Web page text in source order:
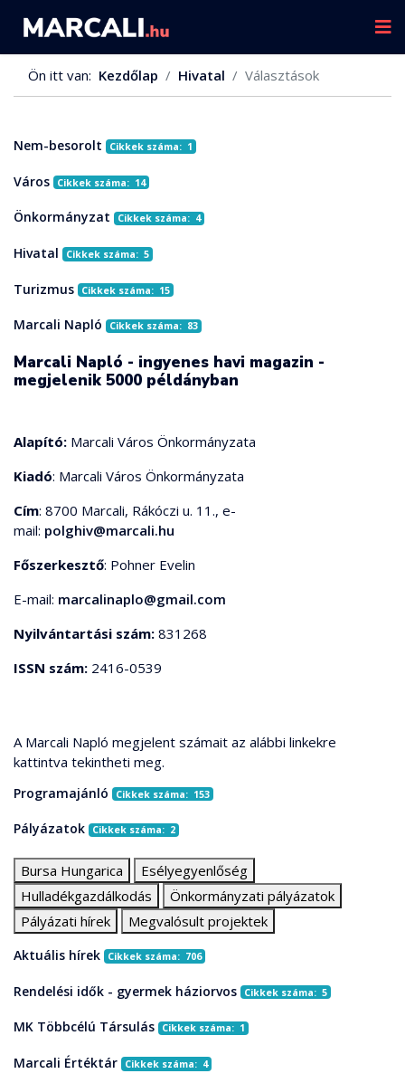
Ön itt van: Kezdőlap Hivatal Választások
Nem-besorolt Cikkek száma: 1
Város Cikkek száma: 14
Önkormányzat Cikkek száma: 4
Hivatal Cikkek száma: 5
Turizmus Cikkek száma: 15
Marcali Napló Cikkek száma: 83
Marcali Napló - ingyenes havi magazin -
megjelenik 5000 példányban
Alapító: Marcali Város Önkormányzata
Kiadó: Marcali Város Önkormányzata
Cím: 8700 Marcali, Rákóczi u. 11., e-
mail: polghiv@marcali.hu
Főszerkesztő: Pohner Evelin
E-mail: marcalinaplo@gmail.com
Nyilvántartási szám: 831268
ISSN szám: 2416-0539
A Marcali Napló megjelent számait az alábbi linkekre
kattintva tekintheti meg.
Programajánló Cikkek száma: 153
Pályázatok Cikkek száma: 2
Bursa Hungarica
Esélyegyenlőség
Hulladékgazdálkodás
Önkormányzati pályázatok
Pályázati hírek
Megvalósult projektek
Aktuális hírek Cikkek száma: 706
Rendelési idők - gyermek háziorvos Cikkek száma: 5
MK Többcélú Társulás Cikkek száma: 1
Marcali Értéktár Cikkek száma: 4